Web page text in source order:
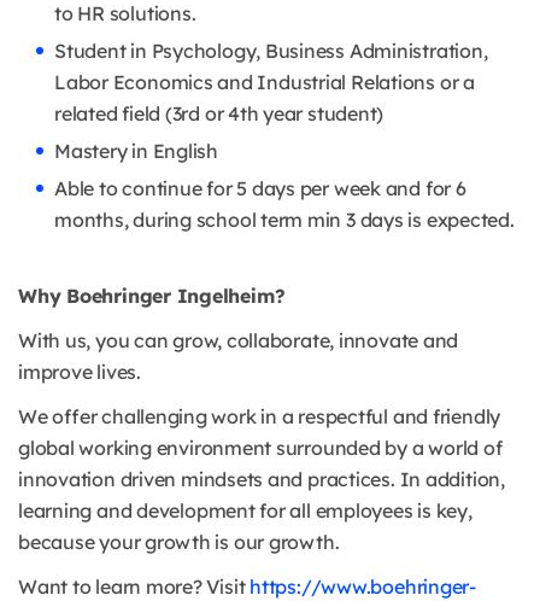
to HR solutions.
Student in Psychology, Business Administration,
Labor Economics and Industrial Relations or a
related field (3rd or 4th year student)
Mastery in English
Able to continue for 5 days per week and for 6
months, during school term min 3 days is expected.
Why Boehringer Ingelheim?
With us, you can grow, collaborate, innovate and
improve lives.
We offer challenging work in a respectful and friendly
global working environment surrounded by a world of
innovation driven mindsets and practices. In addition,
learning and development for all employees is key,
because your growth is our growth.
Want to learn more? Visit https://www.boehringer-